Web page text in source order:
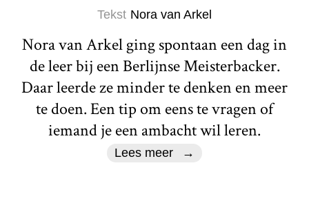
Tekst Nora van Arkel
Nora van Arkel ging spontaan een dag in
de leer bij een Berlijnse Meisterbacker.
Daar leerde ze minder te denken en meer
te doen. Een tip om eens te vragen of
iemand je een ambacht wil leren.
Lees meer